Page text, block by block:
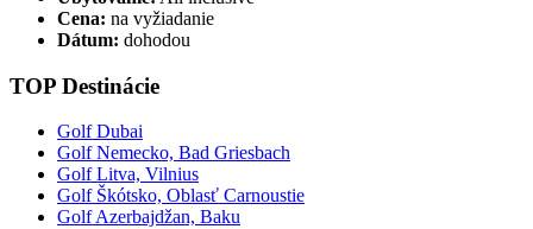
Cena: na vyžiadanie
Dátum: dohodou
TOP Destinácie
Golf Dubai
Golf Nemecko, Bad Griesbach
Golf Litva, Vilnius
Golf Škótsko, Oblasť Carnoustie
Golf Azerbajdžan, Baku